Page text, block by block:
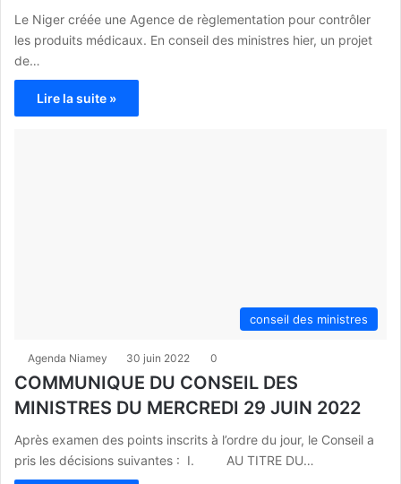
Le Niger créée une Agence de règlementation pour contrôler
les produits médicaux. En conseil des ministres hier, un projet
de…
Lire la suite »
conseil des ministres
Agenda Niamey 30 juin 2022 0
COMMUNIQUE DU CONSEIL DES
MINISTRES DU MERCREDI 29 JUIN 2022
Après examen des points inscrits à l’ordre du jour, le Conseil a
pris les décisions suivantes : I. AU TITRE DU…